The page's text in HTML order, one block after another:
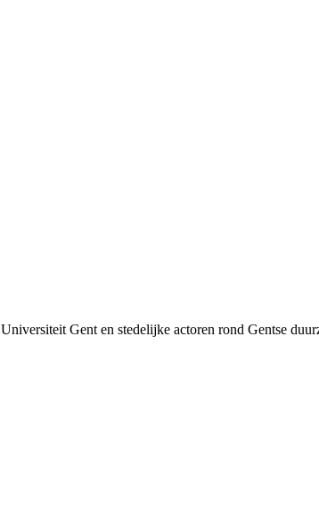
Gent en stedelijke actoren rond Gentse